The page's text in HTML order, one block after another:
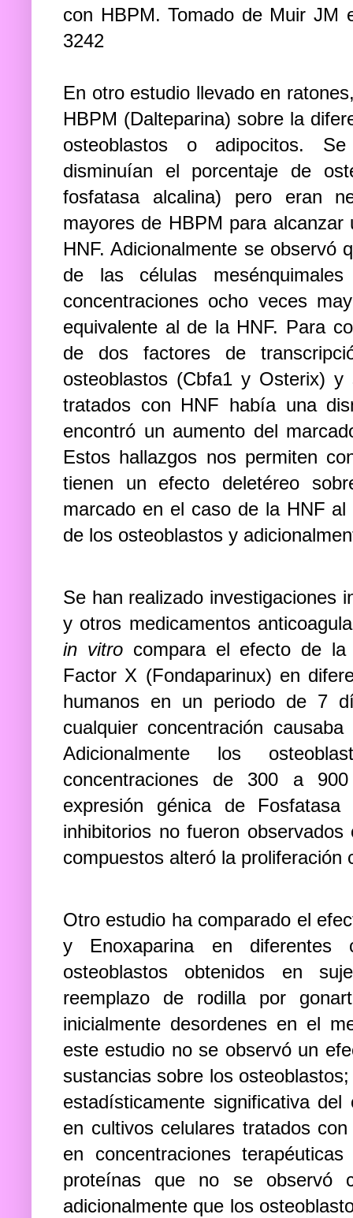
con HBPM. Tomado de Muir JM
3242
En otro estudio llevado en
HBPM (Dalteparina) sobre la
osteoblastos o adipocitos.
disminuían el porcentaje de
fosfatasa alcalina) pero eran
mayores de HBPM para
HNF. Adicionalmente se observó
de las células
concentraciones ocho veces
equivalente al de la HNF. Para
de dos factores de
osteoblastos (Cbfa1 y Osterix)
tratados con HNF había una
encontró un aumento del
Estos hallazgos nos permiten
tienen un efecto deletéreo
marcado en el caso de la HNF
de los osteoblastos y
Se han realizado investigaciones
y otros medicamentos
in vitrocompara el efecto de la
Factor X (Fondaparinux) en
humanos en un periodo de 7
cualquier concentración
Adicionalmente los
concentraciones de 300 a
expresión génica de
inhibitorios no fueron
compuestos alteró la proliferación
Otro estudio ha comparado el
y Enoxaparina en diferentes
osteoblastos obtenidos en
reemplazo de rodilla por
inicialmente desordenes en el
este estudio no se observó un
sustancias sobre los
estadísticamente significativa
en cultivos celulares tratados
en concentraciones
proteínas que no se observó
adicionalmente que los